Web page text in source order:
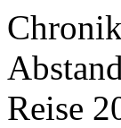
Reise